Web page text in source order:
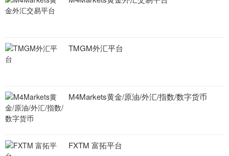
TMGM外汇平台
M4Markets黄金/原油/外汇/指数/数字货币
FXTM 富拓平台